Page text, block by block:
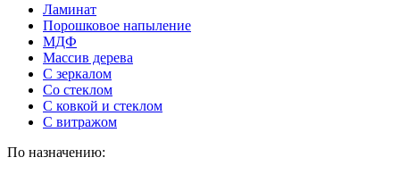
Ламинат
Порошковое напыление
МДФ
Массив дерева
С зеркалом
Со стеклом
С ковкой и стеклом
С витражом
По назначению: